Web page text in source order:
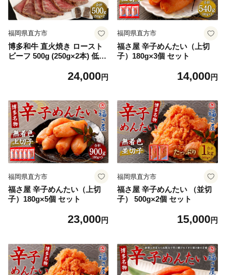
福岡県直方市
博多和牛 直火焼き ロースト
ビーフ 500g (250g×2本) 低温
24,000円
福岡県直方市
福さ屋 辛子めんたい（上切
子）180g×3個 セット
14,000円
福岡県直方市
福さ屋 辛子めんたい（上切
子）180g×5個 セット
23,000円
福岡県直方市
福さ屋 辛子めんたい （並切
子） 500g×2個 セット
15,000円